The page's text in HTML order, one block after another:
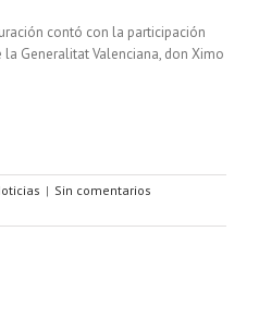
contó con la participación
Generalitat Valenciana, don Ximo
| Sin comentarios